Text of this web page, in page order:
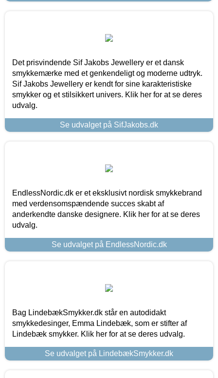
Det prisvindende Sif Jakobs Jewellery er et dansk
smykkemærke med et genkendeligt og moderne udtryk.
Sif Jakobs Jewellery er kendt for sine karakteristiske
smykker og et stilsikkert univers. Klik her for at se deres
udvalg.
Se udvalget på SifJakobs.dk
EndlessNordic.dk er et eksklusivt nordisk smykkebrand
med verdensomspændende succes skabt af
anderkendte danske designere. Klik her for at se deres
udvalg.
Se udvalget på EndlessNordic.dk
Bag LindebækSmykker.dk står en autodidakt
smykkedesinger, Emma Lindebæk, som er stifter af
Lindebæk smykker. Klik her for at se deres udvalg.
Se udvalget på LindebækSmykker.dk